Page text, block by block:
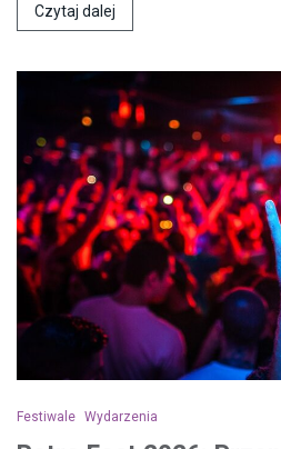
Czytaj dalej
Festiwale Wydarzenia